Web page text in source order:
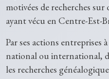
motivées de recherches
ayant vécu en Centre-Est-
Par ses actions entreprises
national ou international,
les recherches